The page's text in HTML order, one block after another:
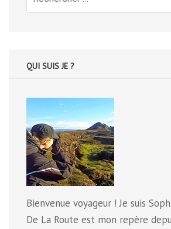
pour
QUI SUIS JE ?
Bienvenue voyageur ! Je suis
De La Route est mon repère